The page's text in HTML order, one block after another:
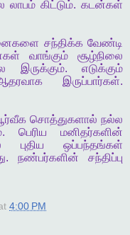
லாபம் கிட்டும். கடன்கள்
சந்திக்க வேண்டி
வாங்கும்
சூழ்நிலை
இருக்கும்.எடுக்கும்
இருப்பார்கள்.
சொத்துகளால் நல்ல
. பெரிய
மனிதர்களின்
புதிய
ஒப்பந்தங்கள்
. நண்பர்களின்
சந்திப்பு
4:00 PM